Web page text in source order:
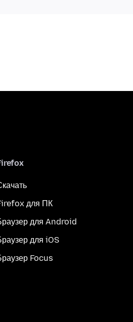
для ПК
для Android
для iOS
Focus